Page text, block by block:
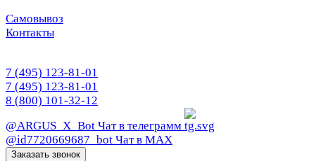
Самовывоз
Контакты
7 (495) 123-81-01
7 (495) 123-81-01
8 (800) 101-32-12
@ARGUS_X_Bot Чат в телеграмм
@id7720669687_bot Чат в МАХ
Заказать звонок